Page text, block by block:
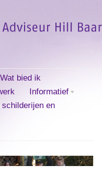
Wat bied ik
Informatief
en